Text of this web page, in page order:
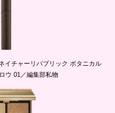
イチャーリパブリック ボタニカル
ウ 01／編集部私物